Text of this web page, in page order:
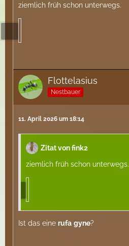
ziemlich früh schon unterwegs.
Flottelasius
Nestbauer
11. April 2026 um 18:14
Zitat von fink2
ziemlich früh schon unterwegs.
Ist das eine rufa gyne?